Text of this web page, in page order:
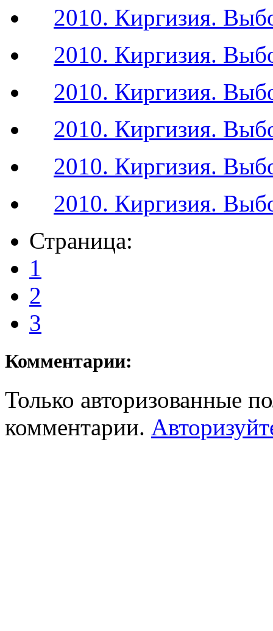
2010. Киргизия.
2010. Киргизия.
2010. Киргизия.
2010. Киргизия.
2010. Киргизия.
2010. Киргизия.
Страница:
1
2
3
Комментарии:
Только авторизованные
комментарии.